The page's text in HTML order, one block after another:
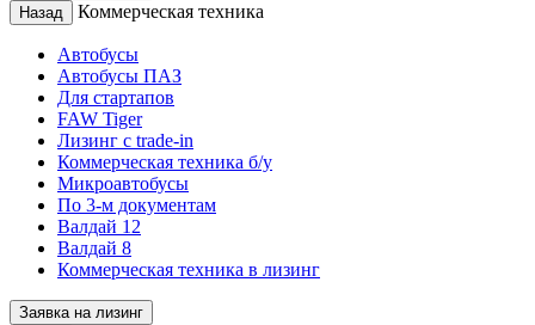
Назад
Коммерческая техника
Автобусы
Автобусы ПАЗ
Для стартапов
FAW Tiger
Лизинг с trade-in
Коммерческая техника б/у
Микроавтобусы
По 3-м документам
Валдай 12
Валдай 8
Коммерческая техника в лизинг
Заявка на лизинг